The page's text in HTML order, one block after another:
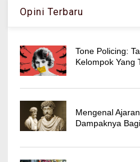
Opini Terbaru
Tone Policing:
Kelompok Yang
Mengenal
Dampaknya